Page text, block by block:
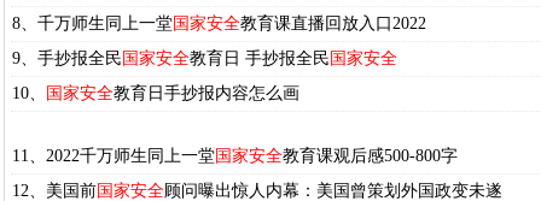
8、千万师生同上一堂国家安全教育课直播回放入口2022
9、手抄报全民 国家安全教育日 手抄报全民 国家安全
10、
国家安全教育日手抄报内容怎么画
11、2022千万师生同上一堂国家安全教育课观后感500-800字
12、美国前国家安全顾问曝出惊人内幕：美国曾策划外国政变未遂